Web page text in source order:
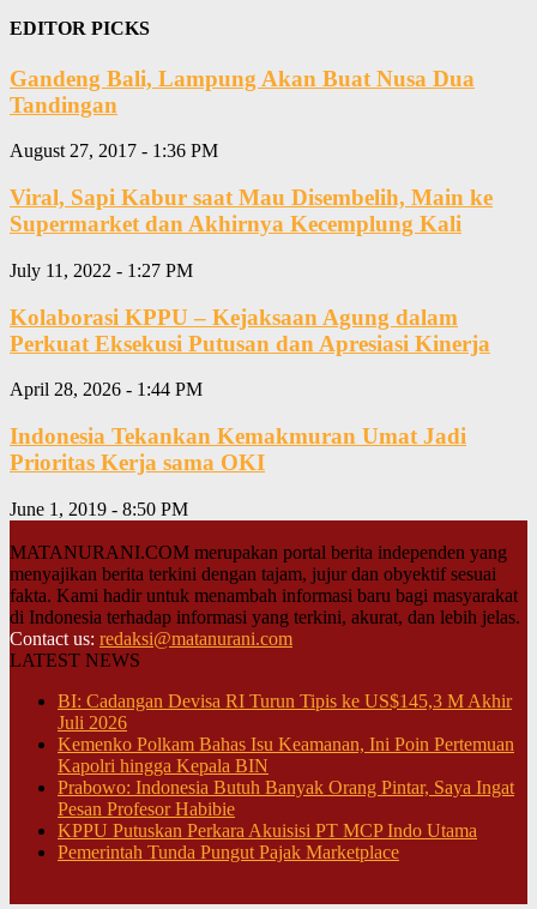
EDITOR PICKS
Gandeng Bali, Lampung Akan Buat Nusa Dua
Tandingan
August 27, 2017 - 1:36 PM
Viral, Sapi Kabur saat Mau Disembelih, Main ke
Supermarket dan Akhirnya Kecemplung Kali
July 11, 2022 - 1:27 PM
Kolaborasi KPPU – Kejaksaan Agung dalam
Perkuat Eksekusi Putusan dan Apresiasi Kinerja
April 28, 2026 - 1:44 PM
Indonesia Tekankan Kemakmuran Umat Jadi
Prioritas Kerja sama OKI
June 1, 2019 - 8:50 PM
MATANURANI.COM merupakan portal berita independen yang
menyajikan berita terkini dengan tajam, jujur dan obyektif sesuai
fakta. Kami hadir untuk menambah informasi baru bagi masyarakat
di Indonesia terhadap informasi yang terkini, akurat, dan lebih jelas.
Contact us: redaksi@matanurani.com
LATEST NEWS
BI: Cadangan Devisa RI Turun Tipis ke US$145,3 M Akhir
Juli 2026
Kemenko Polkam Bahas Isu Keamanan, Ini Poin Pertemuan
Kapolri hingga Kepala BIN
Prabowo: Indonesia Butuh Banyak Orang Pintar, Saya Ingat
Pesan Profesor Habibie
KPPU Putuskan Perkara Akuisisi PT MCP Indo Utama
Pemerintah Tunda Pungut Pajak Marketplace